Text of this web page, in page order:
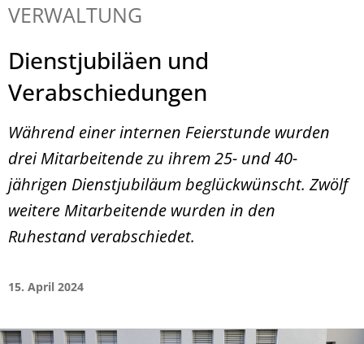
VERWALTUNG
Dienstjubiläen und
Verabschiedungen
Während einer internen Feierstunde wurden
drei Mitarbeitende zu ihrem 25- und 40-
jährigen Dienstjubiläum beglückwünscht. Zwölf
weitere Mitarbeitende wurden in den
Ruhestand verabschiedet.
15. April 2024